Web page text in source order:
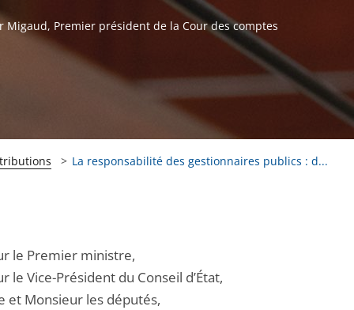
Migaud, Premier président de la Cour des comptes
La responsabilité des gestionnaires publics : d...
le Premier ministre,
le Vice-Président du Conseil d’État,
et Monsieur les députés,